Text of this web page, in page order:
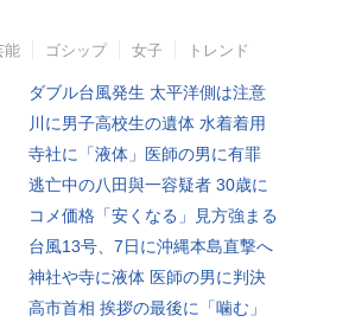
能 ゴシップ 女子 トレンド
ダブル台風発生 太平洋側は注意
川に男子高校生の遺体 水着着用
寺社に「液体」医師の男に有罪
逃亡中の八田與一容疑者 30歳に
コメ価格「安くなる」見方強まる
台風13号、7日に沖縄本島直撃へ
神社や寺に液体 医師の男に判決
高市首相 挨拶の最後に「噛む」